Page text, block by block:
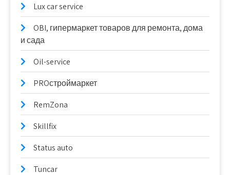
Lux car service
OBI, гипермаркет товаров для ремонта, дома
и сада
Oil-service
PROстроймаркет
RemZona
Skillfix
Status auto
Tuncar